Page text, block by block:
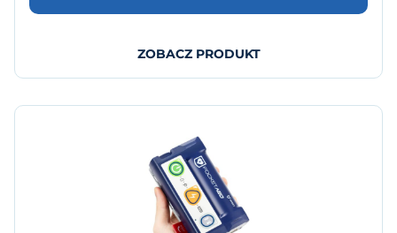
ZOBACZ PRODUKT